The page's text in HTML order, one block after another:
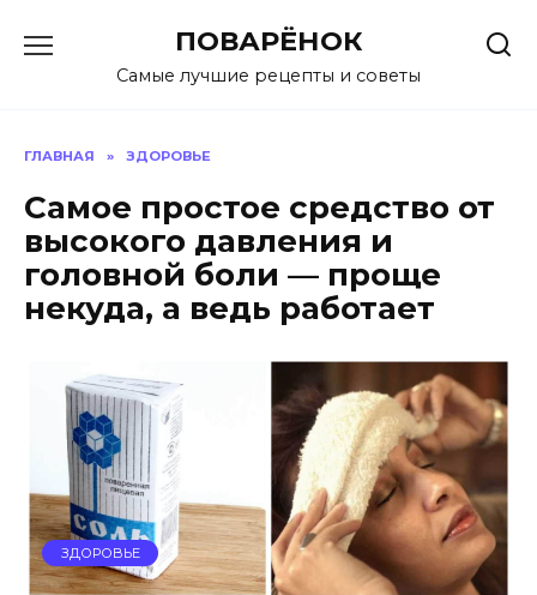
содержанию
ПОВАРЁНОК
Самые лучшие рецепты и советы
ГЛАВНАЯ » ЗДОРОВЬЕ
Самое простое средство от
высокого давления и
головной боли — проще
некуда, а ведь работает
ЗДОРОВЬЕ